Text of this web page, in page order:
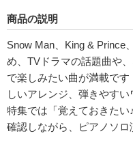
商品の説明
Snow Man、King & Prince
め、TVドラマの話題曲や
で楽しみたい曲が満載で
しいアレンジ、弾きやす
特集では「覚えておきた
確認しながら、ピアノソロ